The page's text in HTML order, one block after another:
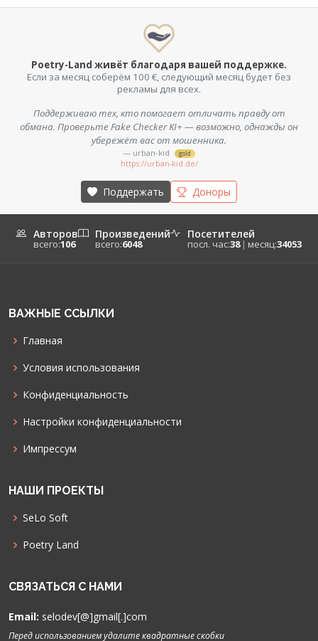
Poetry-Land живёт благодаря вашей поддержке.
Если за месяц соберём 100 €, следующий месяц будет без
рекламы для всех.
Поддерживаю тех, кто помогает отличать правду от
обмана. Проверьте Fake Checker KI+ — возможно, однажды он
убережёт вас от мошенника.
— urban-kid gold
https://urban-kid.de/
Поддержать Доноры
Авторов
всего:106
Произведений
всего:6048
Посетителей
посл. час:38 | месяц:34053
ВАЖНЫЕ ССЫЛКИ
Главная
Условия использования
Конфиденциальность
Настройки конфиденциальности
Импрессум
НАШИ ПРОЕКТЫ
SeLo Soft
Poetry Land
СВЯЗАТЬСЯ С НАМИ
Email: selodev[@]gmail[.]com
Перед использованием удалите квадратные скобки